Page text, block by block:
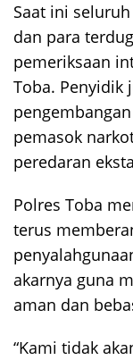
Saat ini
dan para
pemeriksaan
Toba. Penyidik
pemasok
peredaran
Polres Toba
terus
akarnya guna
aman dan
“Kami tidak